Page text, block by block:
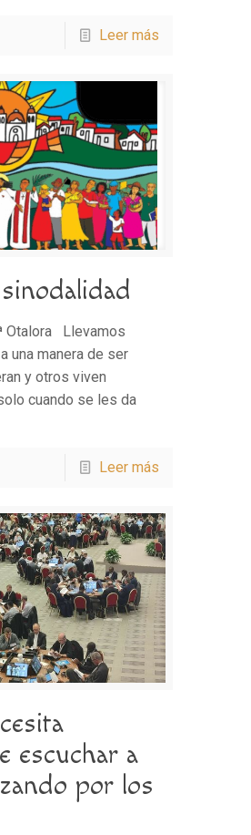
Leer más
Otalora Llevamos
una manera de ser
y otros viven
cuando se les da
Leer más
escuchar a
por los